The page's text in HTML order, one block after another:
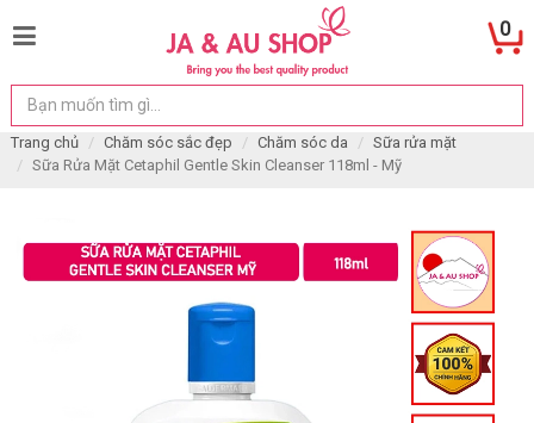
0
Trang chủ Chăm sóc sắc đẹp Chăm sóc da
Sữa rửa mặt
Sữa Rửa Mặt Cetaphil Gentle Skin Cleanser 118ml - Mỹ